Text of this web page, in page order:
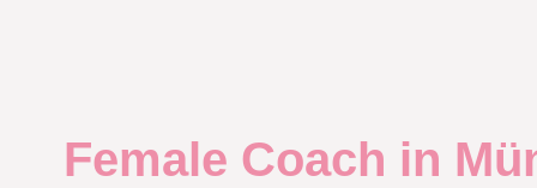
Female Coach in